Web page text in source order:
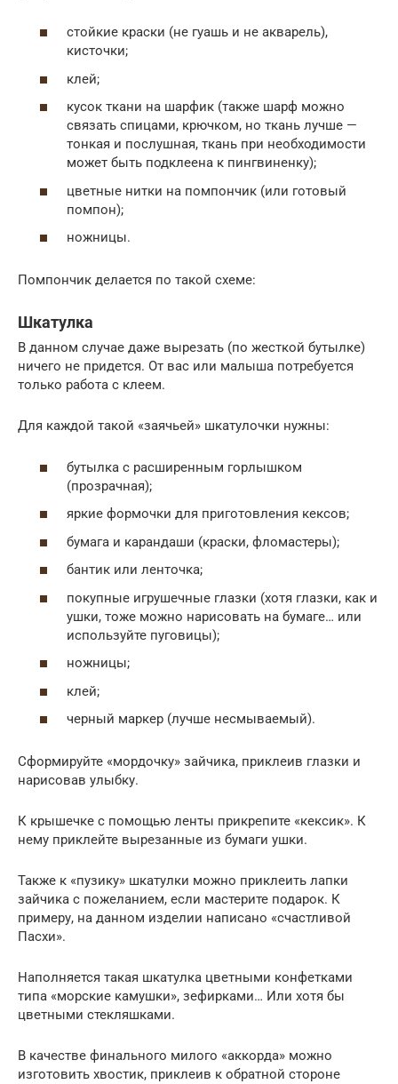
стойкие краски (не гуашь и не акварель),
кисточки;
клей;
кусок ткани на шарфик (также шарф можно
связать спицами, крючком, но ткань лучше —
тонкая и послушная, ткань при необходимости
может быть подклеена к пингвиненку);
цветные нитки на помпончик (или готовый
помпон);
ножницы.
Помпончик делается по такой схеме:
Шкатулка
В данном случае даже вырезать (по жесткой бутылке)
ничего не придется. От вас или малыша потребуется
только работа с клеем.
Для каждой такой «заячьей» шкатулочки нужны:
бутылка с расширенным горлышком
(прозрачная);
яркие формочки для приготовления кексов;
бумага и карандаши (краски, фломастеры);
бантик или ленточка;
покупные игрушечные глазки (хотя глазки, как и
ушки, тоже можно нарисовать на бумаге… или
используйте пуговицы);
ножницы;
клей;
черный маркер (лучше несмываемый).
Сформируйте «мордочку» зайчика, приклеив глазки и
нарисовав улыбку.
К крышечке с помощью ленты прикрепите «кексик». К
нему приклейте вырезанные из бумаги ушки.
Также к «пузику» шкатулки можно приклеить лапки
зайчика с пожеланием, если мастерите подарок. К
примеру, на данном изделии написано «счастливой
Пасхи».
Наполняется такая шкатулка цветными конфетками
типа «морские камушки», зефирками… Или хотя бы
цветными стекляшками.
В качестве финального милого «аккорда» можно
изготовить хвостик, приклеив к обратной стороне